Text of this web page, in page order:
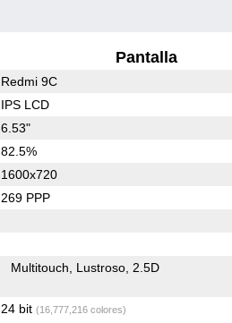
Pantalla
Redmi 9C
IPS LCD
6.53"
82.5%
1600x720
269 PPP
Multitouch Lustroso 2.5D
24 bit (16,777,216 colores)